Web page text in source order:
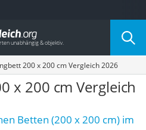
Kategorie
200 x 200 cm Vergleich 2026
x 200 cm Vergleich
Betten (200 x 200 cm) im